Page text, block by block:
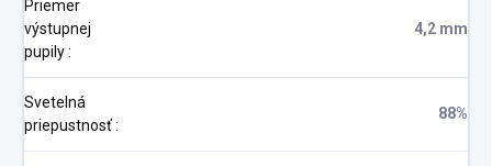
Priemer
výstupnej
pupily:
4,2 mm
Svetelná
priepustnosť:
88%